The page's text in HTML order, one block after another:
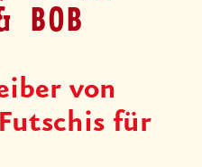
BOB
von
für